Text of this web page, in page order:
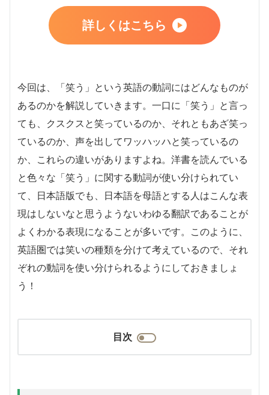
詳しくはこちら
今回は、「笑う」という英語の動詞にはどんなものが
あるのかを解説していきます。一口に「笑う」と言っ
ても、クスクスと笑っているのか、それともあざ笑っ
ているのか、声を出してワッハッハと笑っているの
か、これらの違いがありますよね。洋書を読んでいる
と色々な「笑う」に関する動詞が使い分けられてい
て、日本語版でも、日本語を母語とする人はこんな表
現はしないなと思うようないわゆる翻訳であることが
よくわかる表現になることが多いです。このように、
英語圏では笑いの種類を分けて考えているので、それ
ぞれの動詞を使い分けられるようにしておきましょ
う！
目次